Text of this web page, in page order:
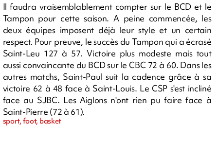
Il faudra vraisemblablement compter sur le BCD et le
Tampon pour cette saison. A peine commencée, les
deux équipes imposent déjà leur style et un certain
respect. Pour preuve, le succès du Tampon qui a écrasé
Saint-Leu 127 à 57. Victoire plus modeste mais tout
aussi convaincante du BCD sur le CBC 72 à 60. Dans les
autres matchs, Saint-Paul suit la cadence grâce à sa
victoire 62 à 48 face à Saint-Louis. Le CSP s'est incliné
face au SJBC. Les Aiglons n'ont rien pu faire face à
Saint-Pierre (72 à 61).
sport, foot, basket